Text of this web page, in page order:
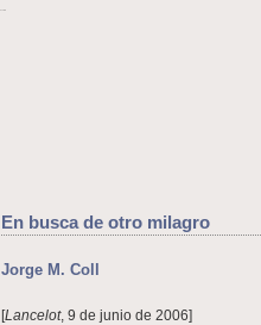
En busca de otro milagro
Jorge M. Coll
[Lancelot, 9 de junio de 2006]